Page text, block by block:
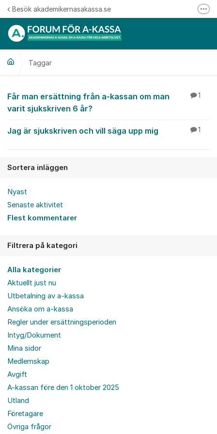
Hoppa till innehåll
Besök akademikernasakassa.se
Taggar
Får man ersättning från a-kassan om man
varit sjukskriven 6 år?
1
Jag är sjukskriven och vill säga upp mig 1
Sortera inläggen
Nyast
Senaste aktivitet
Flest kommentarer
Filtrera på kategori
Alla kategorier
Aktuellt just nu
Utbetalning av a-kassa
Ansöka om a-kassa
Regler under ersättningsperioden
Intyg/Dokument
Mina sidor
Medlemskap
Avgift
A-kassan före den 1 oktober 2025
Utland
Företagare
Övriga frågor